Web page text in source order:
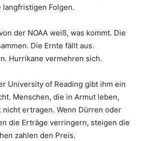
langfristigen Folgen.
der NOAA weiß, was kommt. Die
Die Ernte fällt aus.
Hurrikane vermehren sich.
University of Reading gibt ihm ein
Menschen, die in Armut leben,
nicht ertragen. Wenn Dürren oder
die Erträge verringern, steigen die
zahlen den Preis.